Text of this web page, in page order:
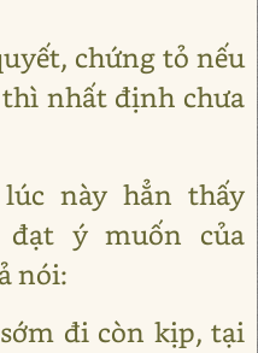
chứng tỏ nếu
nhất định chưa
này hẳn thấy
ý muốn của
nói:
đi còn kịp, tại